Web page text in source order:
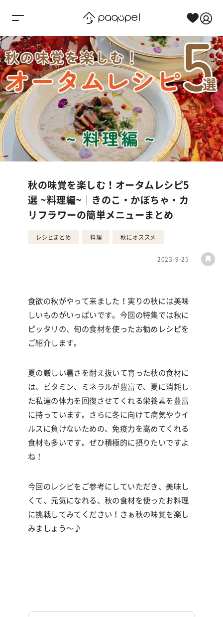
秋の味覚を楽しむ！オータムレシピ5
選 ~料理編~｜きのこ・かぼちゃ・カ
リフラワーの簡単メニューまとめ
レシピまとめ 料理 秋にオススメ
2023-9-25
食欲の秋がやって来ました！実りの秋には美味
しいものがいっぱいです。今回の特集では秋に
ピッタリの、旬の食材を使ったお勧めレシピを
ご紹介します。
夏の厳しい暑さを耐え抜いて育った秋の食材に
は、ビタミン、ミネラルが豊富で、夏に消耗し
た私達の体力を回復させてくれる栄養素を豊富
に持っています。さらに冬に向けて病気やウイ
ルスに負けないための、免疫力を高めてくれる
食材も多いです。ぜひ積極的に摂りたいですよ
ね！
今回のレシピをご参考にしていただき、美味し
くて、元気になれる、秋の食材を使ったお料理
に挑戦してみてください！さぁ秋の味覚を楽し
みましょう〜♪